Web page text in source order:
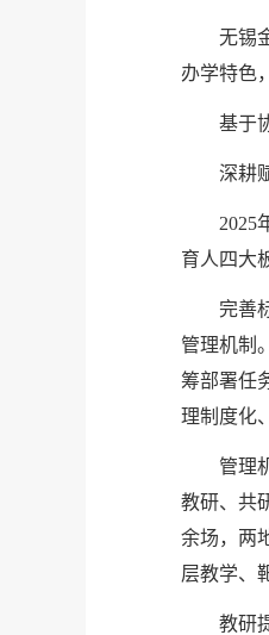
无锡
办学特色
基于
深耕
2025
育人四大
完善
管理机制
筹部署任
理制度化
管理
教研、共
余场，两
层教学、
教研